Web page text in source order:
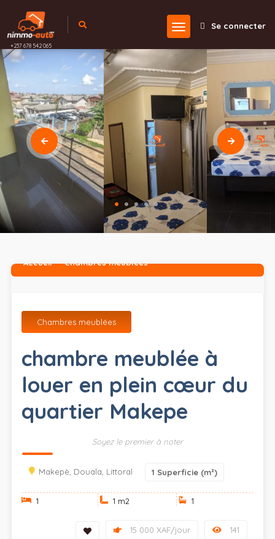
+237 678 542 065
Se connecter
Accueil Chambres meublées
Chambres meublées
chambre meublée à
louer en plein cœur du
quartier Makepe
Soyez le premier à noter
Makepè, Douala, Littoral 1 Superficie (m²)
1 1 m2 1
141
15 000 XAF/jour